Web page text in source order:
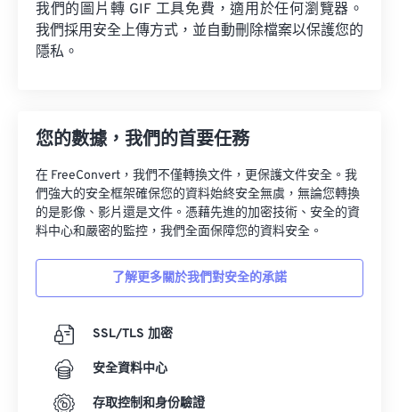
我們的圖片轉 GIF 工具免費，適用於任何瀏覽器。
我們採用安全上傳方式，並自動刪除檔案以保護您的
隱私。
您的數據，我們的首要任務
在 FreeConvert，我們不僅轉換文件，更保護文件安全。我
們強大的安全框架確保您的資料始終安全無虞，無論您轉換
的是影像、影片還是文件。憑藉先進的加密技術、安全的資
料中心和嚴密的監控，我們全面保障您的資料安全。
了解更多關於我們對安全的承諾
SSL/TLS 加密
安全資料中心
存取控制和身份驗證